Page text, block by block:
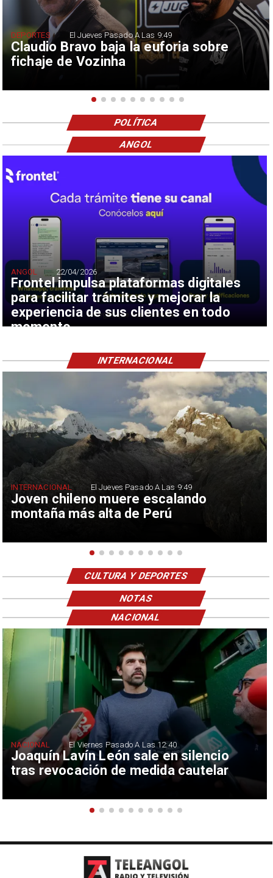
Claudio Bravo baja la euforia sobre
fichaje de Vozinha
DEPORTES El Jueves Pasado A Las 9:49
POLÍTICA
Frontel impulsa plataformas digitales
para facilitar trámites y mejorar la
experiencia de sus clientes en todo
momento
ANGOL 22/04/2026
ANGOL
Joven chileno muere escalando
montaña más alta de Perú
INTERNACIONAL El Jueves Pasado A Las 9:49
INTERNACIONAL
CULTURA Y DEPORTES
NOTAS
Joaquín Lavín León sale en silencio
tras revocación de medida cautelar
NACIONAL El Viernes Pasado A Las 12:40
NACIONAL